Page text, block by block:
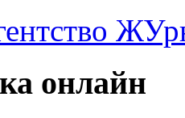
онлайн